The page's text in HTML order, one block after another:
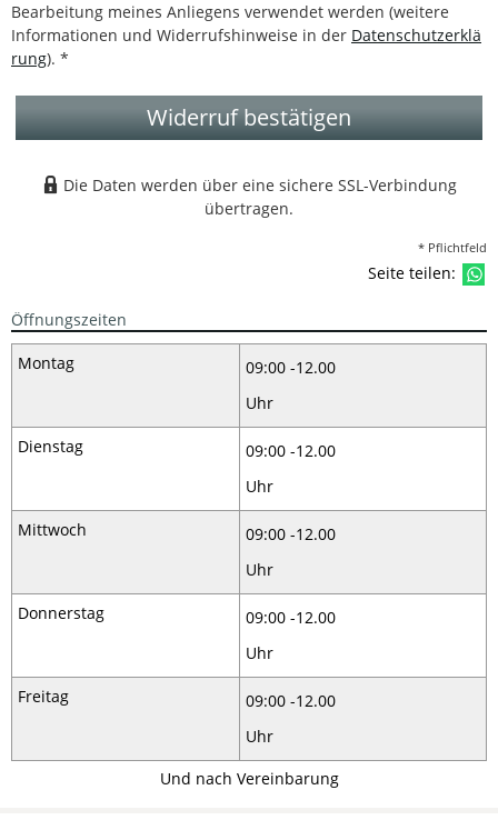
Bearbeitung meines Anliegens verwendet werden (weitere
Informationen und Widerrufshinweise in der Datenschutzerklä
rung). *
Widerruf bestätigen
Die Daten werden über eine sichere SSL-Verbindung
übertragen.
* Pflichtfeld
Seite teilen:
Öffnungszeiten
Montag
09:00 -12.00
Uhr
Dienstag
09:00 -12.00
Uhr
Mittwoch
09:00 -12.00
Uhr
Donnerstag
09:00 -12.00
Uhr
Freitag
09:00 -12.00
Uhr
Und nach Vereinbarung